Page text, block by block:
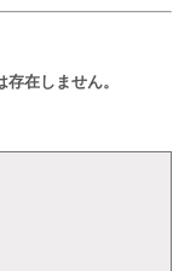
在しません。